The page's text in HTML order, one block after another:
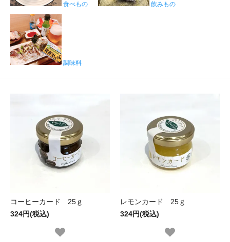
食べもの 飲みもの
調味料
コーヒーカード 25ｇ
324円(税込)
レモンカード 25ｇ
324円(税込)